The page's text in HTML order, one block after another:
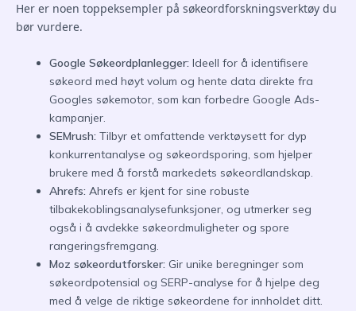
Her er noen toppeksempler på søkeordforskningsverktøy du
bør vurdere.
Google Søkeordplanlegger: Ideell for å identifisere
søkeord med høyt volum og hente data direkte fra
Googles søkemotor, som kan forbedre Google Ads-
kampanjer.
SEMrush: Tilbyr et omfattende verktøysett for dyp
konkurrentanalyse og søkeordsporing, som hjelper
brukere med å forstå markedets søkeordlandskap.
Ahrefs: Ahrefs er kjent for sine robuste
tilbakekoblingsanalysefunksjoner, og utmerker seg
også i å avdekke søkeordmuligheter og spore
rangeringsfremgang.
Moz søkeordutforsker: Gir unike beregninger som
søkeordpotensial og SERP-analyse for å hjelpe deg
med å velge de riktige søkeordene for innholdet ditt.